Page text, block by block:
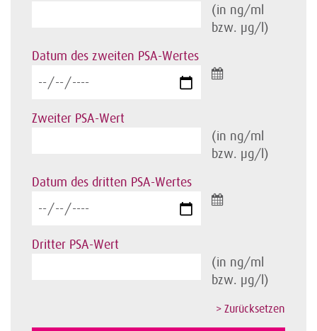
(in ng/ml
bzw. µg/l)
Datum des zweiten PSA-Wertes
Zweiter PSA-Wert
(in ng/ml
bzw. µg/l)
Datum des dritten PSA-Wertes
Dritter PSA-Wert
(in ng/ml
bzw. µg/l)